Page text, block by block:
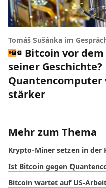
Tomáš Sušánka im
Bitcoin vor
seiner Geschichte?
stärker
Mehr zum Thema
Krypto-Miner setzen in der
Ist Bitcoin gegen
Bitcoin wartet auf US-